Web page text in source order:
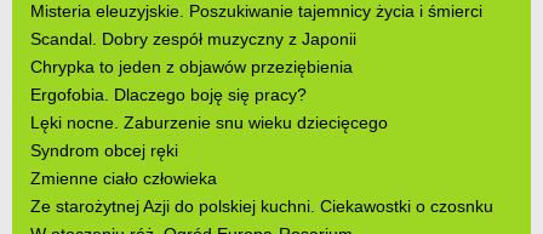
Misteria eleuzyjskie. Poszukiwanie tajemnicy życia i śmierci
Scandal. Dobry zespół muzyczny z Japonii
Chrypka to jeden z objawów przeziębienia
Ergofobia. Dlaczego boję się pracy?
Lęki nocne. Zaburzenie snu wieku dziecięcego
Syndrom obcej ręki
Zmienne ciało człowieka
Ze starożytnej Azji do polskiej kuchni. Ciekawostki o czosnku